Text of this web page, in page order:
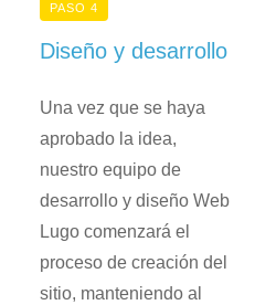
PASO 4
Diseño y desarrollo
Una vez que se haya
aprobado la idea,
nuestro equipo de
desarrollo y diseño Web
Lugo comenzará el
proceso de creación del
sitio, manteniendo al